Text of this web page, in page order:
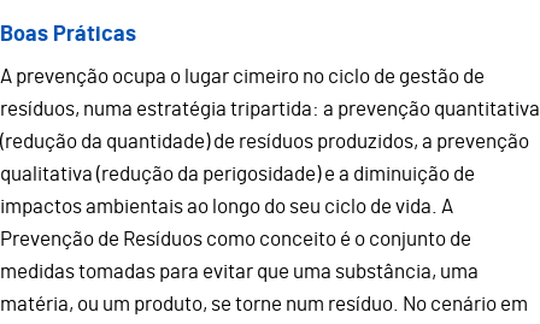
Boas Práticas
A prevenção ocupa o lugar cimeiro no ciclo de gestão de
resíduos, numa estratégia tripartida: a prevenção quantitativa
(redução da quantidade) de resíduos produzidos, a prevenção
qualitativa (redução da perigosidade) e a diminuição de
impactos ambientais ao longo do seu ciclo de vida. A
Prevenção de Resíduos como conceito é o conjunto de
medidas tomadas para evitar que uma substância, uma
matéria, ou um produto, se torne num resíduo. No cenário em